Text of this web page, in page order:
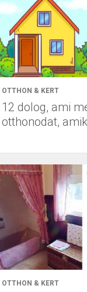
OTTHON & KERT
12 dolog, ami
otthonodat,
OTTHON & KERT